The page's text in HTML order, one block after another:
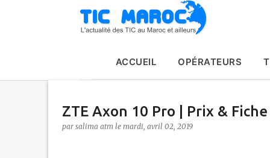
ACCUEIL OPÉRATEURS
ZTE Axon 10 Pro | Prix & Fiche
par salima atm le mardi, avril 02, 2019